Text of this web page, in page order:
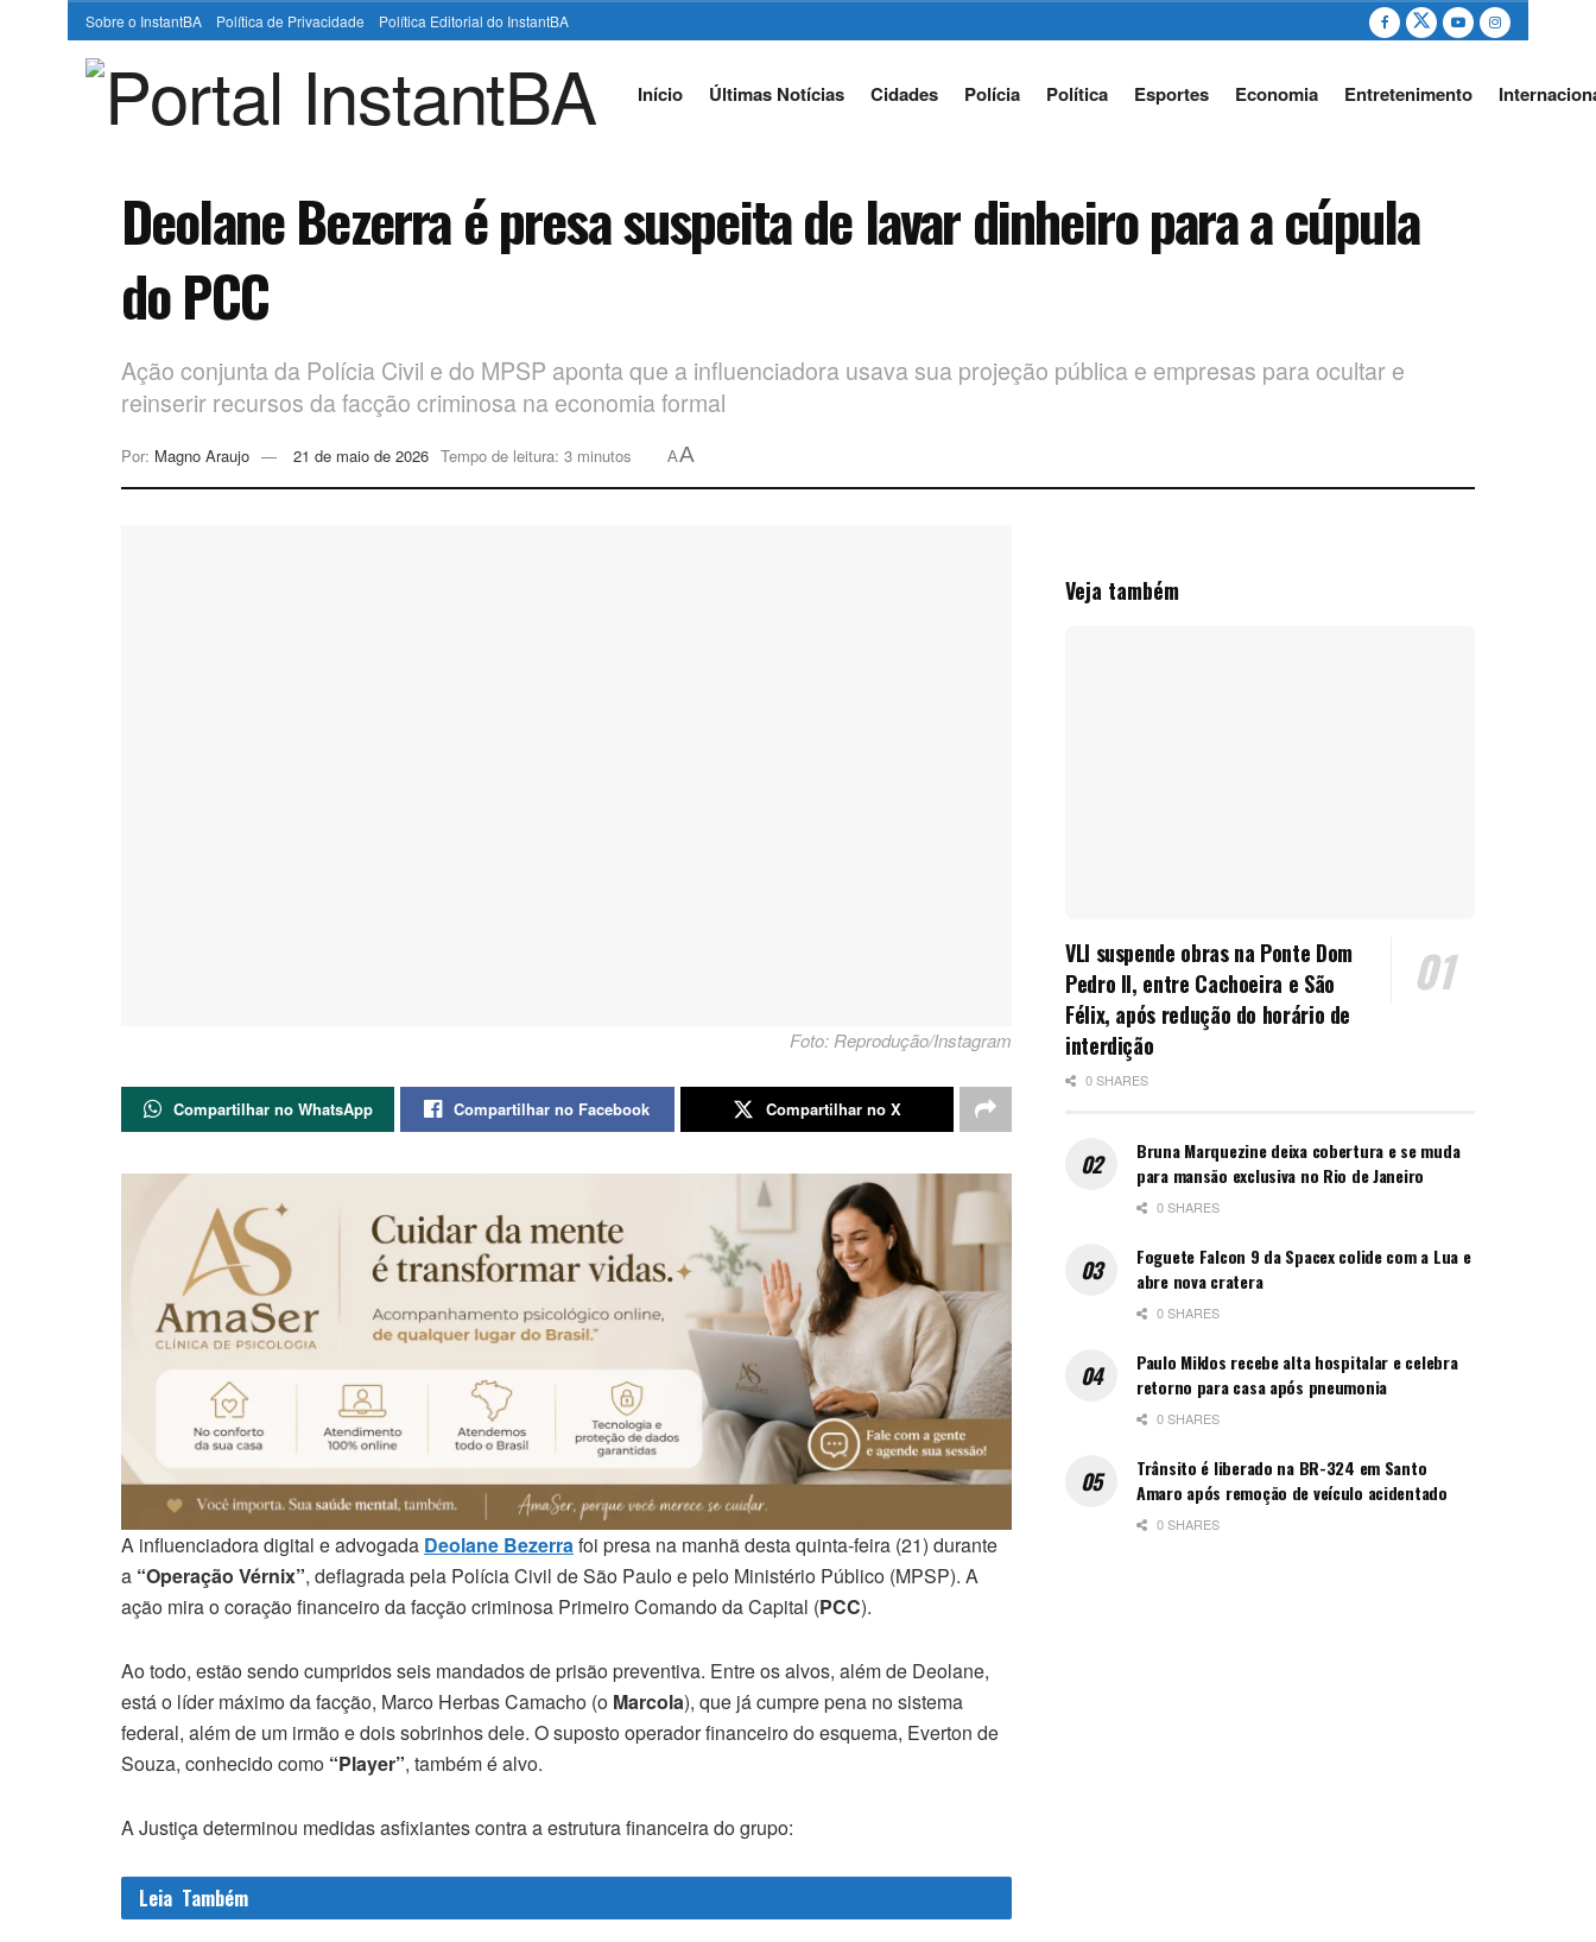
Sobre o InstantBA Política de Privacidade Política Editorial do InstantBA
Início Últimas Notícias Cidades Polícia Política Esportes Economia Entretenimento
Deolane Bezerra é presa suspeita de lavar dinheiro para a cúpula
do PCC
Ação conjunta da Polícia Civil e do MPSP aponta que a influenciadora usava sua projeção pública e empresas para ocultar e
reinserir recursos da facção criminosa na economia formal
Por: Magno Araujo 21 de maio de 2026 Tempo de leitura: 3 minutos AA
Foto: Reprodução/Instagram
Compartilhar no WhatsApp Compartilhar no Facebook Compartilhar no X
A influenciadora digital e advogada Deolane Bezerrafoi presa na manhã desta quinta-feira (21) durante
a “Operação Vérnix”, deflagrada pela Polícia Civil de São Paulo e pelo Ministério Público (MPSP). A
ação mira o coração financeiro da facção criminosa Primeiro Comando da Capital (PCC).
Ao todo, estão sendo cumpridos seis mandados de prisão preventiva. Entre os alvos, além de Deolane,
está o líder máximo da facção, Marco Herbas Camacho (o Marcola), que já cumpre pena no sistema
federal, além de um irmão e dois sobrinhos dele. O suposto operador financeiro do esquema, Everton de
Souza, conhecido como “Player”, também é alvo.
A Justiça determinou medidas asfixiantes contra a estrutura financeira do grupo:
Leia Também
Veja também
VLI suspende obras na Ponte Dom
Pedro II, entre Cachoeira e São
Félix, após redução do horário de
interdição
0 SHARES
Bruna Marquezine deixa cobertura e se muda
para mansão exclusiva no Rio de Janeiro
0 SHARES
Foguete Falcon 9 da Spacex colide com a Lua e
abre nova cratera
0 SHARES
Paulo Miklos recebe alta hospitalar e celebra
retorno para casa após pneumonia
0 SHARES
Trânsito é liberado na BR-324 em Santo
Amaro após remoção de veículo acidentado
0 SHARES